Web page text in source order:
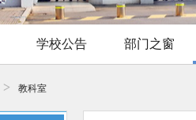
学校公告 部门之窗
> 教科室